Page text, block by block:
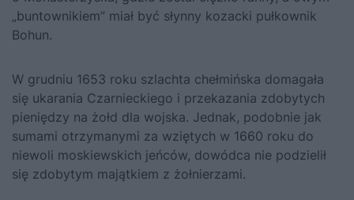
„buntownikiem” miał być słynny kozacki pułkownik
Bohun.
W grudniu 1653 roku szlachta chełmińska domagała
się ukarania Czarnieckiego i przekazania zdobytych
pieniędzy na żołd dla wojska. Jednak, podobnie jak
sumami otrzymanymi za wziętych w 1660 roku do
niewoli moskiewskich jeńców, dowódca nie podzielił
się zdobytym majątkiem z żołnierzami.